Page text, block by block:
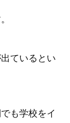
ているとい
も学校をイ